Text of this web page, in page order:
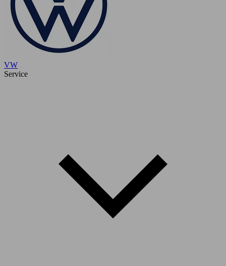
VW
Service